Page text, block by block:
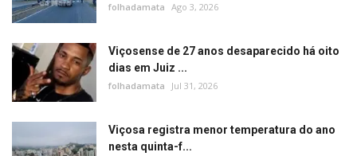
folhadamata Ago 3, 2026
Viçosense de 27 anos desaparecido há oito
dias em Juiz ...
folhadamata Jul 31, 2026
Viçosa registra menor temperatura do ano
nesta quinta-f...